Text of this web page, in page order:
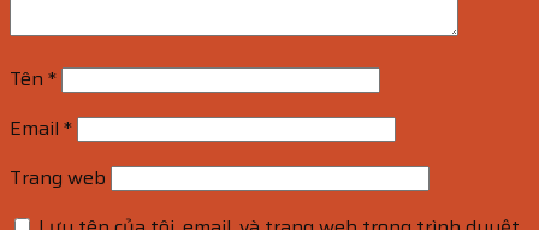
Tên *
Email *
Trang web